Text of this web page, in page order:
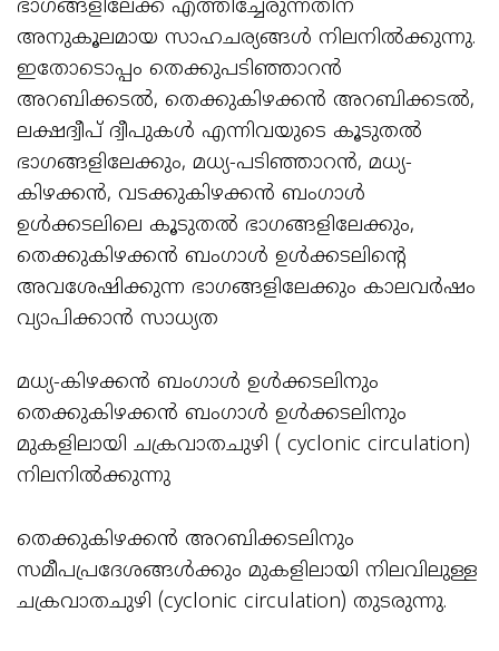
ഭാഗങ്ങളിലേക്ക് എത്തിച്ചേരുന്നതിന്
അനുകൂലമായ സാഹചര്യങ്ങൾ നിലനിൽക്കുന്നു.
ഇതോടൊപ്പം തെക്കുപടിഞ്ഞാറൻ
അറബിക്കടൽ, തെക്കുകിഴക്കൻ അറബിക്കടൽ,
ലക്ഷദ്വീപ് ദ്വീപുകൾ എന്നിവയുടെ കൂടുതൽ
ഭാഗങ്ങളിലേക്കും, മധ്യ-പടിഞ്ഞാറൻ, മധ്യ-
കിഴക്കൻ, വടക്കുകിഴക്കൻ ബംഗാൾ
ഉൾക്കടലിലെ കൂടുതൽ ഭാഗങ്ങളിലേക്കും,
തെക്കുകിഴക്കൻ ബംഗാൾ ഉൾക്കടലിന്റെ
അവശേഷിക്കുന്ന ഭാഗങ്ങളിലേക്കും കാലവർഷം
വ്യാപിക്കാൻ സാധ്യത
മധ്യ-കിഴക്കൻ ബംഗാൾ ഉൾക്കടലിനും
തെക്കുകിഴക്കൻ ബംഗാൾ ഉൾക്കടലിനും
മുകളിലായി ചക്രവാതചുഴി ( cyclonic circulation)
നിലനിൽക്കുന്നു
തെക്കുകിഴക്കൻ അറബിക്കടലിനും
സമീപപ്രദേശങ്ങൾക്കും മുകളിലായി നിലവിലുള്ള
ചക്രവാതചുഴി (cyclonic circulation) തുടരുന്നു.